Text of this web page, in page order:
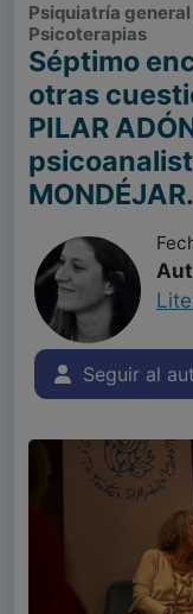
Psiquiatría
Psicoterapias
Séptimo
otras
PILAR
MONDÉJAR.
Seguir al